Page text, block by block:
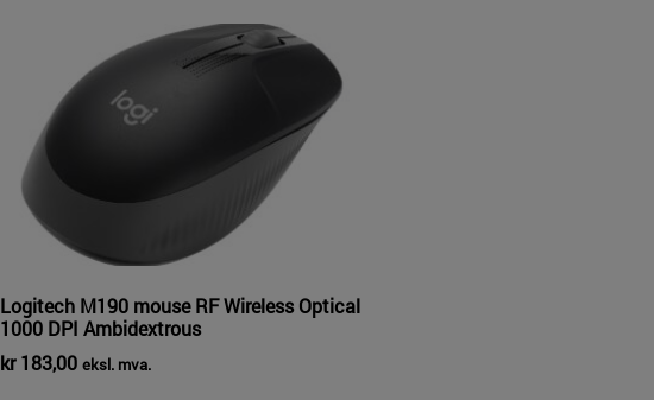
Logitech M190 mouse RF Wireless Optical
1000 DPI Ambidextrous
kr183,00 eksl. mva.